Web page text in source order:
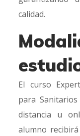
calidad.
El curso
para
distancia u
alumno